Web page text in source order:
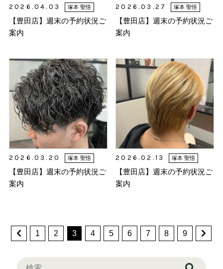
2026.04.03 塚本 聖悟
【豊田店】週末の予約状況ご
案内
2026.03.27 塚本 聖悟
【豊田店】週末の予約状況ご
案内
2026.03.20 塚本 聖悟
【豊田店】週末の予約状況ご
案内
2026.02.13 塚本 聖悟
【豊田店】週末の予約状況ご
案内
1 2 3 4 5 6 7 8 9
検